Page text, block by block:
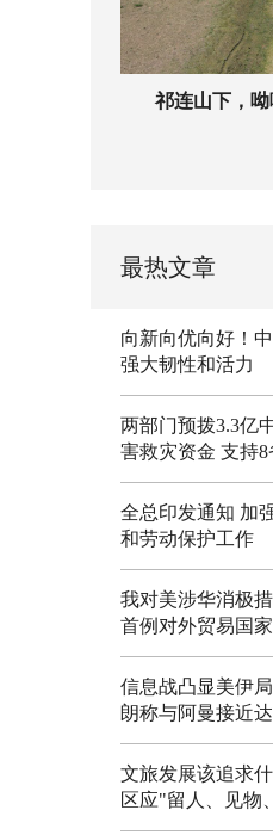
祁连山下，
最热文章
向新向优向好！
强大韧性和活力
两部门预拨3.3亿
害救灾资金 支持8
全总印发通知 加
和劳动保护工作
我对美涉华消极
首例对外贸易国
信息战凸显美伊
朗称与阿曼接近
文旅发展该追求
区应"留人、见物